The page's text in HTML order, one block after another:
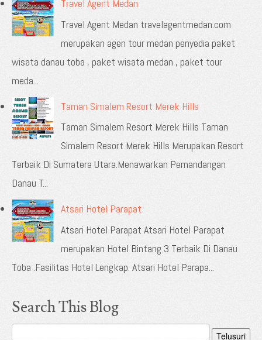
Travel Agent Medan
Travel Agent Medan travelagentmedan.com
merupakan agen tour medan penyedia paket
wisata danau toba , paket wisata medan , paket tour
meda...
Taman Simalem Resort Merek Hills
Taman Simalem Resort Merek Hills Taman
Simalem Resort Merek Hills Merupakan Resort
Terbaik Di Sumatera Utara.Menawarkan Pemandangan
Danau T...
Atsari Hotel Parapat
Atsari Hotel Parapat Atsari Hotel Parapat
merupakan Hotel Bintang 3 Terbaik Di Danau
Toba .Fasilitas Hotel Lengkap. Atsari Hotel Parapa...
Search This Blog